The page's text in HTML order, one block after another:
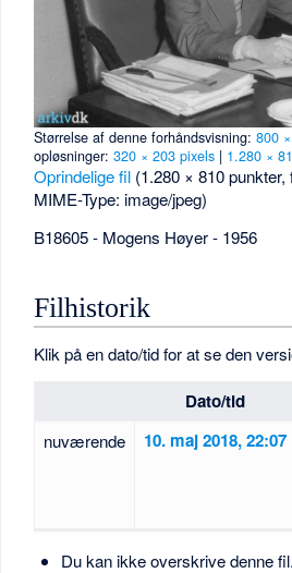
Størrelse af denne forhåndsvisning:800
opløsninger:320 × 203 pixels | 1.280 ×
Oprindelige fil (1.280 × 810
MIME-Type: image/jpeg)
B18605 - Mogens Høyer - 1956
Filhistorik
Klik på en dato/tid for at se den
Dato/tid
nuværende 10. maj 2018, 22:07
Du kan ikke overskrive denne fil.